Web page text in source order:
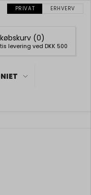
PRIVAT ERHVERV
(0)
levering ved DKK 500